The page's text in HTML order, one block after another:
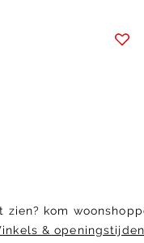
zien? kom
& openingstijden